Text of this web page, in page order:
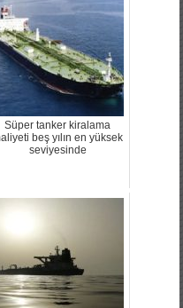
Süper tanker kiralama
beş yılın en yüksek
seviyesinde